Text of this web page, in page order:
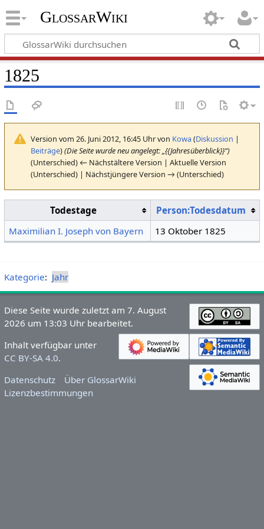
GlossarWiki
1825
Version vom 26. Juni 2012, 16:45 Uhr von Kowa(Diskussion |
Beiträge)(Die Seite wurde neu angelegt: „{{Jahresüberblick}}“)
(Unterschied) ← Nächstältere Version | Aktuelle Version
(Unterschied) | Nächstjüngere Version → (Unterschied)
Todestage
Person:Todesdatum
Maximilian I. Joseph von Bayern
13 Oktober 1825
Kategorie: Jahr
Diese Seite wurde zuletzt am 7. August
2026 um 13:03 Uhr bearbeitet.
Inhalt verfügbar unter
CC BY-SA 4.0.
Datenschutz
Über GlossarWiki
Lizenzbestimmungen